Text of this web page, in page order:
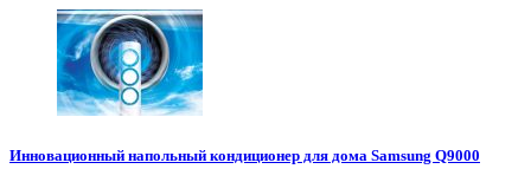
Инновационный напольный кондиционер для дома Samsung Q9000